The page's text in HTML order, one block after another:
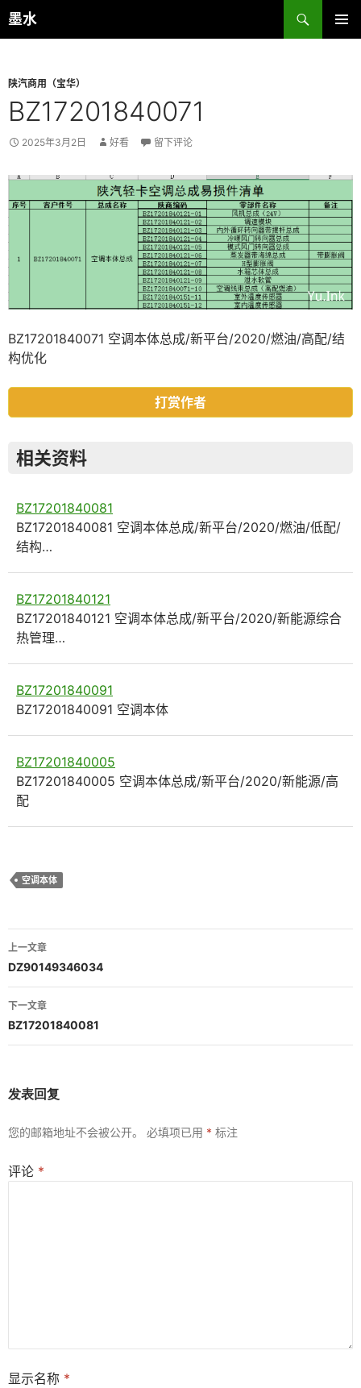
跳
至
墨水
搜
索
陕汽商用（宝华）
BZ17201840071
2025年3月2日 好看 留下评论
BZ17201840071 空调本体总成/新平台/2020/燃油/高配/结
构优化
打赏作者
相关资料
BZ17201840081
BZ17201840081 空调本体总成/新平台/2020/燃油/低配/
结构…
BZ17201840121
BZ17201840121 空调本体总成/新平台/2020/新能源综合
热管理…
BZ17201840091
BZ17201840091 空调本体
BZ17201840005
BZ17201840005 空调本体总成/新平台/2020/新能源/高
配
空调本体
文
章
导
航
上一文章
DZ90149346034
下一文章
BZ17201840081
发表回复
您的邮箱地址不会被公开。 必填项已用 * 标注
评论 *
显示名称 *